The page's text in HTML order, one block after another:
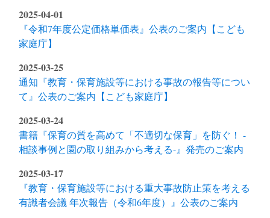
2025-04-01
『令和7年度公定価格単価表』公表のご案内【こども
家庭庁】
2025-03-25
通知『教育・保育施設等における事故の報告等につい
て』公表のご案内【こども家庭庁】
2025-03-24
書籍『保育の質を高めて「不適切な保育」を防ぐ！ -
相談事例と園の取り組みから考える-』発売のご案内
2025-03-17
『教育・保育施設等における重大事故防止策を考える
有識者会議 年次報告（令和6年度）』公表のご案内